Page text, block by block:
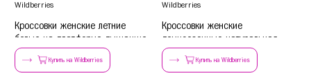
Wildberries
Кроссовки женские летние
белые на платформе дышащие
Купить на Wildberries
Wildberries
Кроссовки женские
демисезонные натуральная
кожа черные
Купить на Wildberries